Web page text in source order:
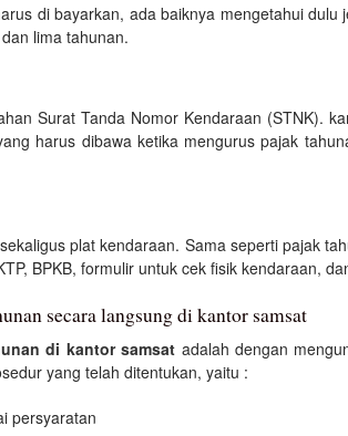
di bayarkan, ada baiknya mengetahui
lima tahunan.
Surat Tanda Nomor Kendaraan (STNK).
harus dibawa ketika mengurus pajak
plat kendaraan. Sama seperti pajak
BPKB, formulir untuk cek fisik kendaraan,
secara langsung di kantor samsat
di kantor samsat adalah dengan
yang telah ditentukan, yaitu :
persyaratan